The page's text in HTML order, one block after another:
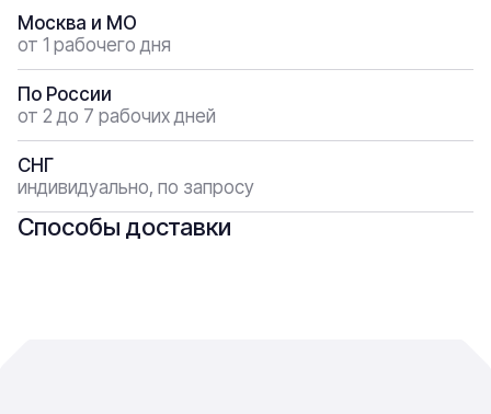
Москва и МО
от 1 рабочего дня
По России
от 2 до 7 рабочих дней
СНГ
индивидуально, по запросу
Способы доставки